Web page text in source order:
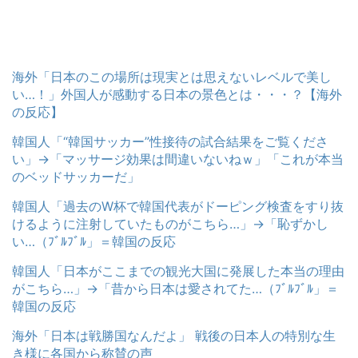
海外「日本のこの場所は現実とは思えないレベルで美し
い…！」外国人が感動する日本の景色とは・・・？【海外
の反応】
韓国人「“韓国サッカー”性接待の試合結果をご覧くださ
い」→「マッサージ効果は間違いないねｗ」「これが本当
のベッドサッカーだ」
韓国人「過去のW杯で韓国代表がドーピング検査をすり抜
けるように注射していたものがこちら…」→「恥ずかし
い…（ﾌﾞﾙﾌﾞﾙ」＝韓国の反応
韓国人「日本がここまでの観光大国に発展した本当の理由
がこちら…」→「昔から日本は愛されてた…（ﾌﾞﾙﾌﾞﾙ」＝
韓国の反応
海外「日本は戦勝国なんだよ」 戦後の日本人の特別な生
き様に各国から称賛の声